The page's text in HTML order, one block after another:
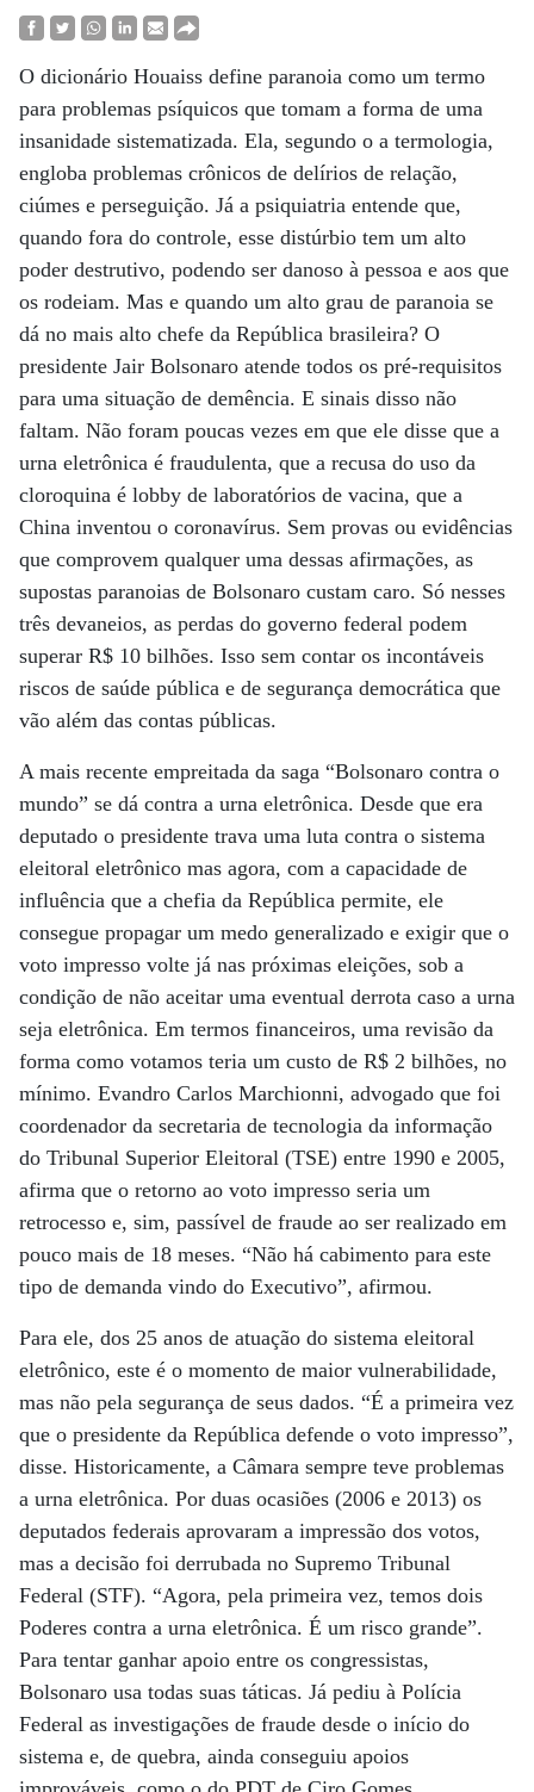
O dicionário Houaiss define paranoia como um termo
para problemas psíquicos que tomam a forma de uma
insanidade sistematizada. Ela, segundo o a termologia,
engloba problemas crônicos de delírios de relação,
ciúmes e perseguição. Já a psiquiatria entende que,
quando fora do controle, esse distúrbio tem um alto
poder destrutivo, podendo ser danoso à pessoa e aos que
os rodeiam. Mas e quando um alto grau de paranoia se
dá no mais alto chefe da República brasileira? O
presidente Jair Bolsonaro atende todos os pré-requisitos
para uma situação de demência. E sinais disso não
faltam. Não foram poucas vezes em que ele disse que a
urna eletrônica é fraudulenta, que a recusa do uso da
cloroquina é lobby de laboratórios de vacina, que a
China inventou o coronavírus. Sem provas ou evidências
que comprovem qualquer uma dessas afirmações, as
supostas paranoias de Bolsonaro custam caro. Só nesses
três devaneios, as perdas do governo federal podem
superar R$ 10 bilhões. Isso sem contar os incontáveis
riscos de saúde pública e de segurança democrática que
vão além das contas públicas.
A mais recente empreitada da saga “Bolsonaro contra o
mundo” se dá contra a urna eletrônica. Desde que era
deputado o presidente trava uma luta contra o sistema
eleitoral eletrônico mas agora, com a capacidade de
influência que a chefia da República permite, ele
consegue propagar um medo generalizado e exigir que o
voto impresso volte já nas próximas eleições, sob a
condição de não aceitar uma eventual derrota caso a urna
seja eletrônica. Em termos financeiros, uma revisão da
forma como votamos teria um custo de R$ 2 bilhões, no
mínimo. Evandro Carlos Marchionni, advogado que foi
coordenador da secretaria de tecnologia da informação
do Tribunal Superior Eleitoral (TSE) entre 1990 e 2005,
afirma que o retorno ao voto impresso seria um
retrocesso e, sim, passível de fraude ao ser realizado em
pouco mais de 18 meses. “Não há cabimento para este
tipo de demanda vindo do Executivo”, afirmou.
Para ele, dos 25 anos de atuação do sistema eleitoral
eletrônico, este é o momento de maior vulnerabilidade,
mas não pela segurança de seus dados. “É a primeira vez
que o presidente da República defende o voto impresso”,
disse. Historicamente, a Câmara sempre teve problemas
a urna eletrônica. Por duas ocasiões (2006 e 2013) os
deputados federais aprovaram a impressão dos votos,
mas a decisão foi derrubada no Supremo Tribunal
Federal (STF). “Agora, pela primeira vez, temos dois
Poderes contra a urna eletrônica. É um risco grande”.
Para tentar ganhar apoio entre os congressistas,
Bolsonaro usa todas suas táticas. Já pediu à Polícia
Federal as investigações de fraude desde o início do
sistema e, de quebra, ainda conseguiu apoios